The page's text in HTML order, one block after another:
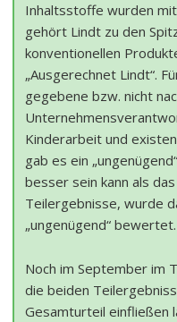
Inhaltsstoffe wurden
gehört Lindt zu den
konventionellen
„Ausgerechnet Lindt“.
gegebene bzw. nicht
Kinderarbeit und
gab es ein
besser sein kann als
Teilergebnisse, wurde
„ungenügend“ bewertet.
Noch im September im
die beiden
Gesamturteil einfließen